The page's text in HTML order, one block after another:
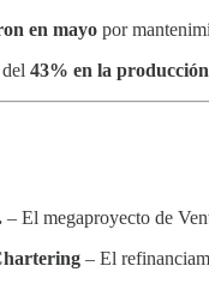
en mayo por
43% en la
– El megaproyecto de
– El